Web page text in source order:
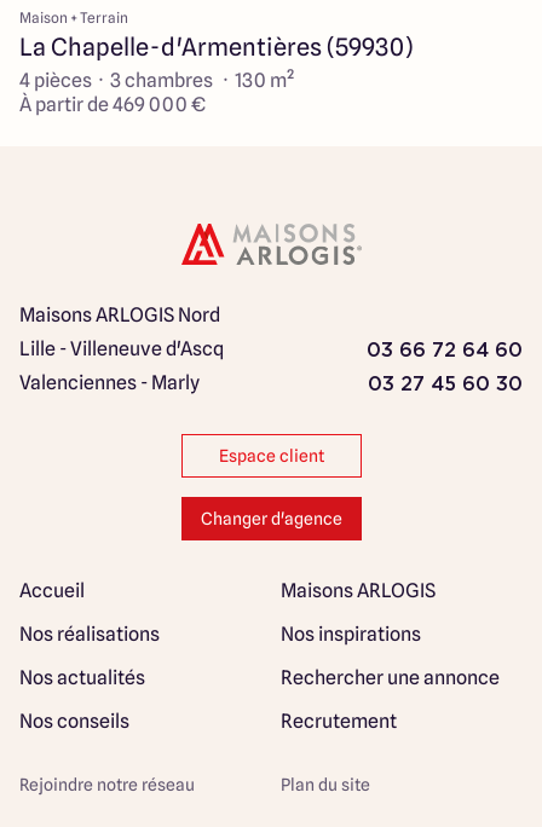
Maison + Terrain
La Chapelle-d'Armentières (59930)
4 pièces · 3 chambres · 130 m²
À partir de 469 000 €
Maisons ARLOGIS Nord
Lille - Villeneuve d'Ascq
03 66 72 64 60
Valenciennes - Marly 03 27 45 60 30
Espace client
Changer d'agence
Accueil
Maisons ARLOGIS
Nos réalisations
Nos inspirations
Nos actualités
Rechercher une annonce
Nos conseils
Recrutement
Rejoindre notre réseau Plan du site